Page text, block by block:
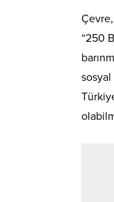
“250
sosyal